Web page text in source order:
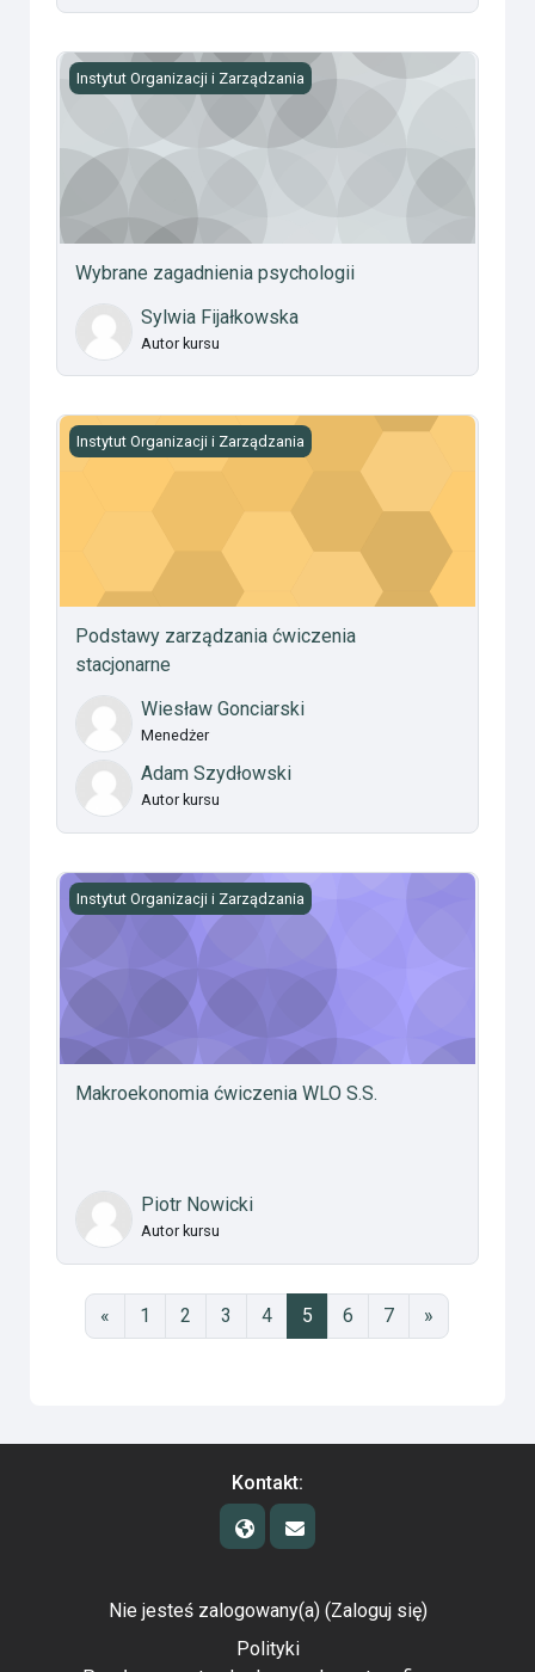
Wybrane zagadnienia psychologii
Instytut Organizacji i Zarządzania
Wybrane zagadnienia psychologii
Sylwia Fijałkowska
Autor kursu
Podstawy zarządzania ćwiczenia stacjonarne
Instytut Organizacji i Zarządzania
Podstawy zarządzania ćwiczenia
stacjonarne
Wiesław Gonciarski
Menedżer
Adam Szydłowski
Autor kursu
Makroekonomia ćwiczenia WLO S.S.
Instytut Organizacji i Zarządzania
Makroekonomia ćwiczenia WLO S.S.
Piotr Nowicki
Autor kursu
«Poprzednia strona
1 Strona 1
2 Strona 2
3 Strona 3
4Strona 4
5Strona 5
6Strona 6
7Strona 7
»Następna
Kontakt:
Nie jesteś zalogowany(a) (Zaloguj się)
Polityki